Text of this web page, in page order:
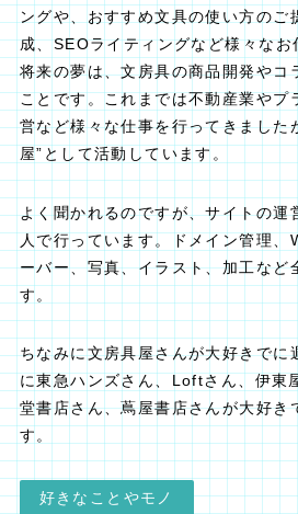
ングや、おすすめ文具の使い方のご
成、SEOライティングなど様々な
将来の夢は、文房具の商品開発やコ
ことです。これまでは不動産業やプ
営など様々な仕事を行ってきました
屋”として活動しています。
よく聞かれるのですが、サイトの運
人で行っています。ドメイン管理
ーバー、写真、イラスト、加工など
す。
ちなみに文房具屋さんが大好きでに
に東急ハンズさん、Loftさん、伊東
堂書店さん、蔦屋書店さんが大好き
す。
好きなことやモノ